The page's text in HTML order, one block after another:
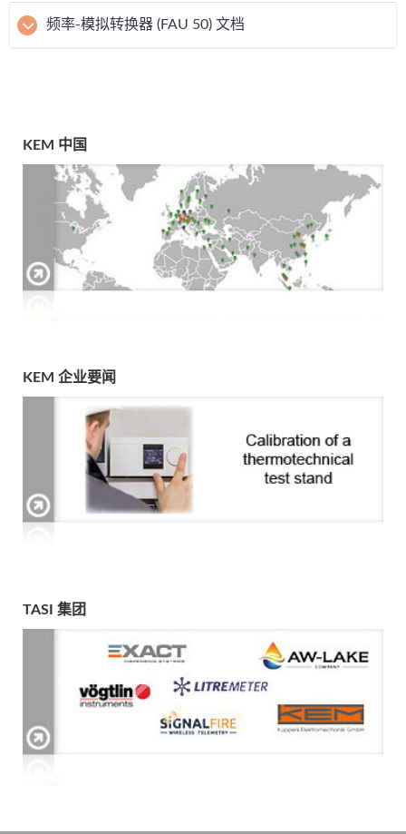
频率-模拟转换器 (FAU 50) 文档
KEM 中国
KEM 企业要闻
TASI 集团